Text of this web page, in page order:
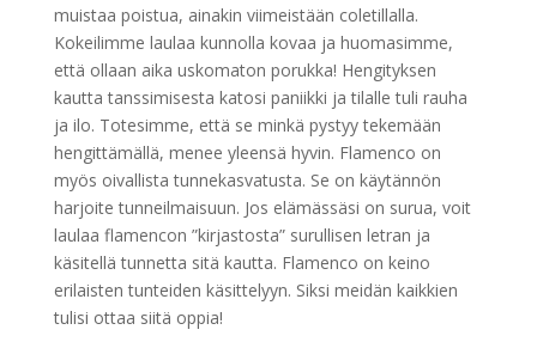
muistaa poistua, ainakin viimeistään coletillalla.
Kokeilimme laulaa kunnolla kovaa ja huomasimme,
että ollaan aika uskomaton porukka! Hengityksen
kautta tanssimisesta katosi paniikki ja tilalle tuli rauha
ja ilo. Totesimme, että se minkä pystyy tekemään
hengittämällä, menee yleensä hyvin. Flamenco on
myös oivallista tunnekasvatusta. Se on käytännön
harjoite tunneilmaisuun. Jos elämässäsi on surua, voit
laulaa flamencon ”kirjastosta” surullisen letran ja
käsitellä tunnetta sitä kautta. Flamenco on keino
erilaisten tunteiden käsittelyyn. Siksi meidän kaikkien
tulisi ottaa siitä oppia!